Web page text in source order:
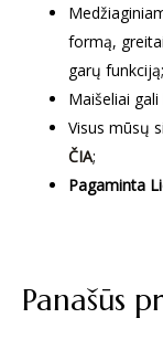
Panašūs
formą,
garų funkciją;
Maišeliai
Visus mūsų
ČIA;
Pagaminta